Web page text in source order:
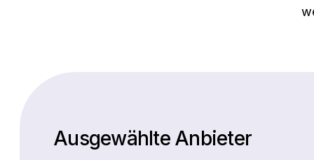
Ausgewählte Anbieter